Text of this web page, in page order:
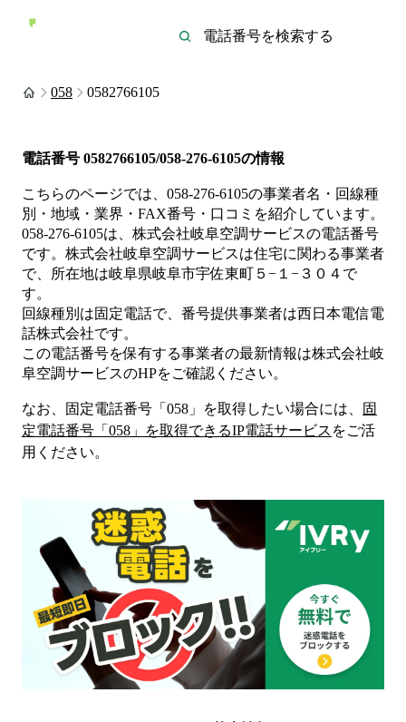
058 0582766105
電話番号 0582766105/058-276-6105の情報
こちらのページでは、 058-276-6105の事業者名・回線種
別・地域・業界・FAX番号・口コミを紹介しています。
058-276-6105は、 株式会社岐阜空調サービスの電話番号
です。 株式会社岐阜空調サービスは住宅に関わる事業者
で、所在地は岐阜県岐阜市宇佐東町５−１−３０４ で
す。
回線種別は固定電話で、番号提供事業者は西日本電信電
話株式会社です。
この電話番号を保有する事業者の最新情報は株式会社岐
阜空調サービスのHPをご確認ください。
なお、固定電話番号「 058 」を取得したい場合には、
固
定電話番号「 058 」を取得できるIP電話サービス をご活
用ください。